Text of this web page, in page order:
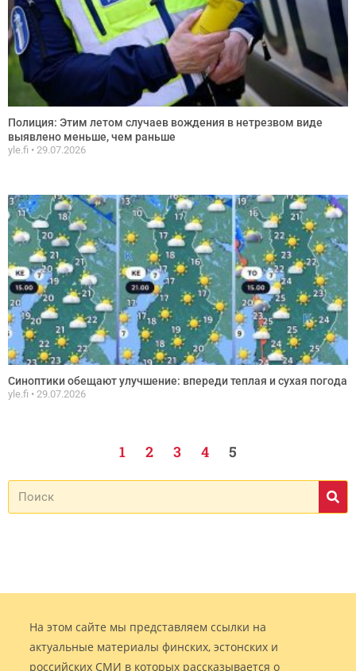
Полиция: Этим летом случаев вождения в нетрезвом виде
выявлено меньше, чем раньше
yle.fi 29.07.2026
Синоптики обещают улучшение: впереди теплая и сухая погода
yle.fi 29.07.2026
1 2 3 4 5
На этом сайте мы представляем ссылки на
актуальные материалы финских, эстонских и
российских СМИ в которых рассказывается о